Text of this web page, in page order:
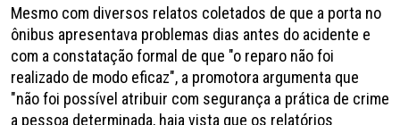
Mesmo com diversos relatos coletados de que a porta no
ônibus apresentava problemas dias antes do acidente e
com a constatação formal de que "o reparo não foi
realizado de modo eficaz", a promotora argumenta que
"não foi possível atribuir com segurança a prática de crime
a pessoa determinada, haja vista que os relatórios